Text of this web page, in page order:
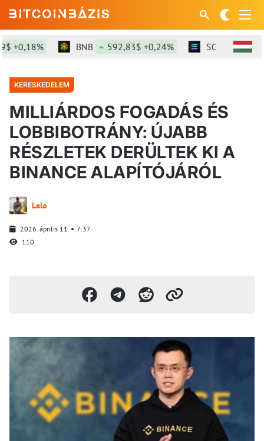
BNB 592,83$ +0,24% SOL 73,77$
KERESKEDELEM
MILLIÁRDOS FOGADÁS ÉS
LOBBIBOTRÁNY: ÚJABB
RÉSZLETEK DERÜLTEK KI A
BINANCE ALAPÍTÓJÁRÓL
Lelo
2026. április 11.
7:37
110